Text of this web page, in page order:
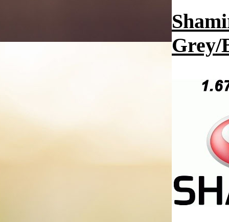
Grey/